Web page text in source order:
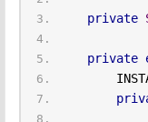
private
private